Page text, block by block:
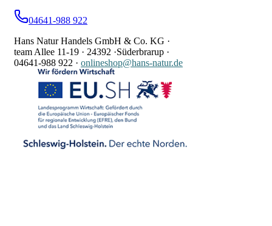
04641-988 922
Hans Natur Handels GmbH & Co. KG ·
team Allee 11-19 · 24392 ·Süderbrarup ·
04641-988 922 · onlineshop@hans-natur.de